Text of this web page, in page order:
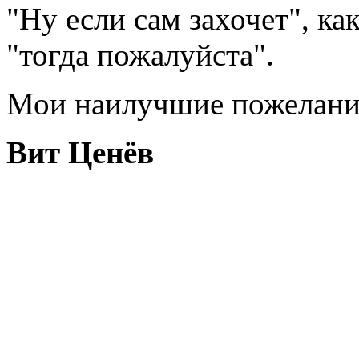
"Ну если сам захочет",
"тогда пожалуйста".
Мои наилучшие
Вит Ценёв